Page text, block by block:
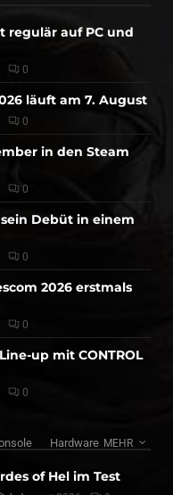
regulär auf PC und
0
läuft am 7. August
0
in den Steam
0
Debüt in einem
0
2026 erstmals
0
up mit CONTROL
0
Hardware MEHR
of Hel im Test